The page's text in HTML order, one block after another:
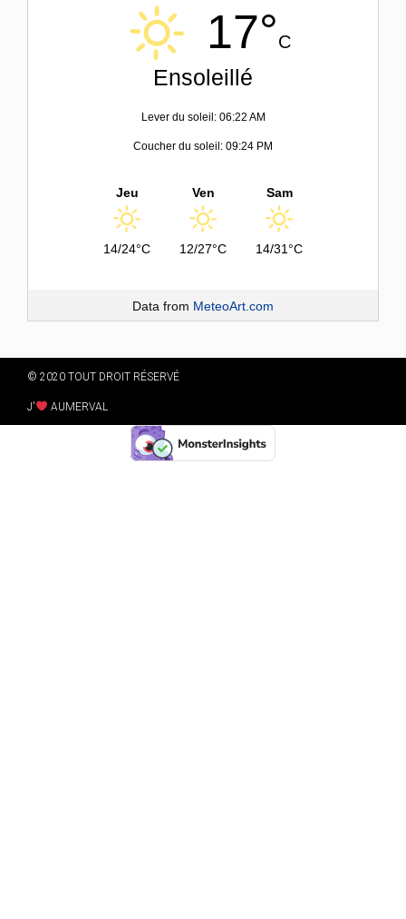
17°C
Ensoleillé
Lever du soleil: 06:22 AM
Coucher du soleil: 09:24 PM
Jeu
14/24°C
Ven
12/27°C
Sam
14/31°C
Data from MeteoArt.com
© 2020 TOUT DROIT RÉSERVÉ
J' AUMERVAL